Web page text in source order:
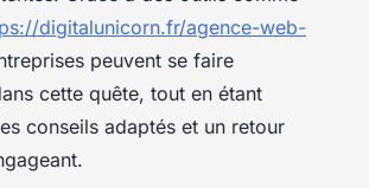
digitalunicorn.fr/agence-web-
peuvent se faire
cette quête, tout en étant
conseils adaptés et un retour